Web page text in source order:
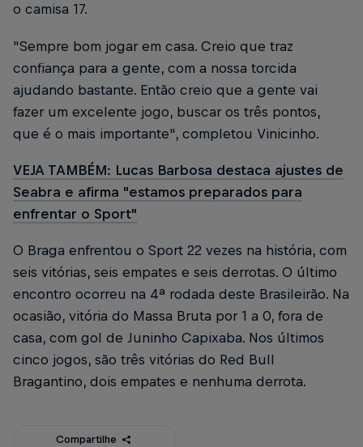
o camisa 17.
"Sempre bom jogar em casa. Creio que traz
confiança para a gente, com a nossa torcida
ajudando bastante. Então creio que a gente vai
fazer um excelente jogo, buscar os três pontos,
que é o mais importante", completou Vinicinho.
VEJA TAMBÉM: Lucas Barbosa destaca ajustes de
Seabra e afirma "estamos preparados para
enfrentar o Sport"
O Braga enfrentou o Sport 22 vezes na história, com
seis vitórias, seis empates e seis derrotas. O último
encontro ocorreu na 4ª rodada deste Brasileirão. Na
ocasião, vitória do Massa Bruta por 1 a 0, fora de
casa, com gol de Juninho Capixaba. Nos últimos
cinco jogos, são três vitórias do Red Bull
Bragantino, dois empates e nenhuma derrota.
Compartilhe